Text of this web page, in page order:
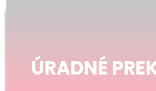
ÚRADNÉ